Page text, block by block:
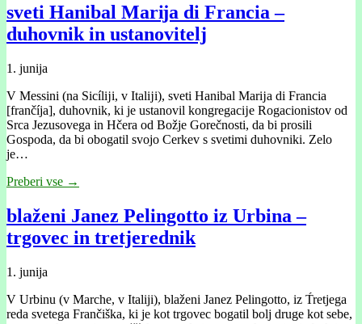
sveti Hanibal Marĳa di Francia –
duhovnik in ustanovitelj
1. junija
V Messini (na Sicílĳi, v Italĳi), sveti Hanibal Marĳa di Francia
[frančíja], duhovnik, ki je ustanovil kongregacĳe Rogacionistov od
Srca Jezusovega in Hčera od Božje Gorečnosti, da bi prosili
Gospoda, da bi obogatil svojo Cerkev s svetimi duhovniki. Zelo
je…
Preberi vse →
blaženi Janez Pelingotto iz Urbina –
trgovec in tretjerednik
1. junija
V Urbinu (v Marche, v Italiji), blaženi Janez Pelingotto, iz T́retjega
reda svetega Frančiška, ki je kot trgovec bogatil bolj druge kot sebe,